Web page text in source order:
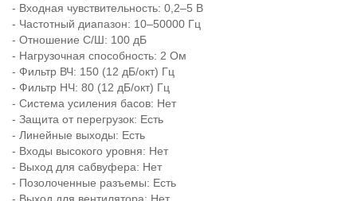
- Входная чувствительность: 0,2–5 В
- Частотный диапазон: 10–50000 Гц
- Отношение С/Ш: 100 дБ
- Нагрузочная способность: 2 Ом
- Фильтр ВЧ: 150 (12 дБ/окт) Гц
- Фильтр НЧ: 80 (12 дБ/окт) Гц
- Система усиления басов: Нет
- Защита от перегрузок: Есть
- Линейные выходы: Есть
- Входы высокого уровня: Нет
- Выход для сабвуфера: Нет
- Позолоченные разъемы: Есть